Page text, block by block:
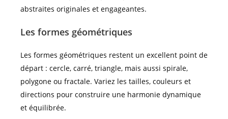
abstraites originales et engageantes.
Les formes géométriques
Les formes géométriques restent un excellent point de
départ : cercle, carré, triangle, mais aussi spirale,
polygone ou fractale. Variez les tailles, couleurs et
directions pour construire une harmonie dynamique
et équilibrée.